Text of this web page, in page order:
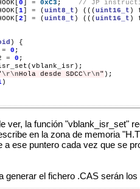
0 = 0xC3 ;
// JP
1] = ( uint8_t ) ((( uint16_t )
2 = ( uint8_t ) ((( uint16_t )
)
= 0
= 0
\r\nHola desde SDCC\r\n"
ver, la función "vblank_isr_set"
en la zona de memoria
a ese puntero cada vez que se
generar el fichero .CAS serán